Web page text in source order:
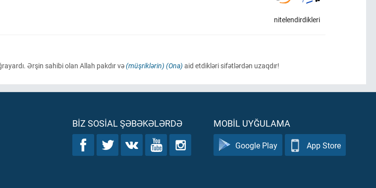
nitelendirdikleri
Ərşin sahibi olan Allah pakdır və(müşriklərin) (Ona) aid etdikləri sifətlərdən uzaqdır!
BIZ SOSIAL ŞƏBƏKƏLƏRDƏ MOBIL UYĞULAMA
Google Play App Store